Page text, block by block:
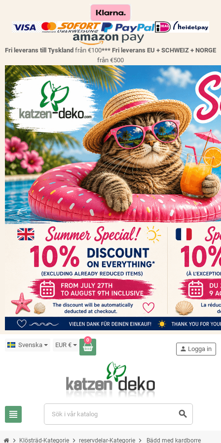
Fri leverans till Tyskland från €100*** Fri leverans EU + SCHWEIZ + NORGE
från €500
Svenska EUR €
0
view_headline search
person Logga in
chevron_right Klösträd-Kategorie chevron_right reservdelar-Kategorie chevron_right Bädd med kardborre